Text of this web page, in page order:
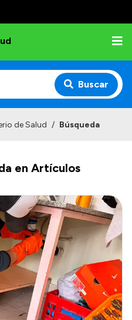
Buscar
de Salud / Búsqueda
en Artículos